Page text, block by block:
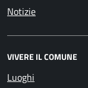
Notizie
VIVERE IL COMUNE
Luoghi